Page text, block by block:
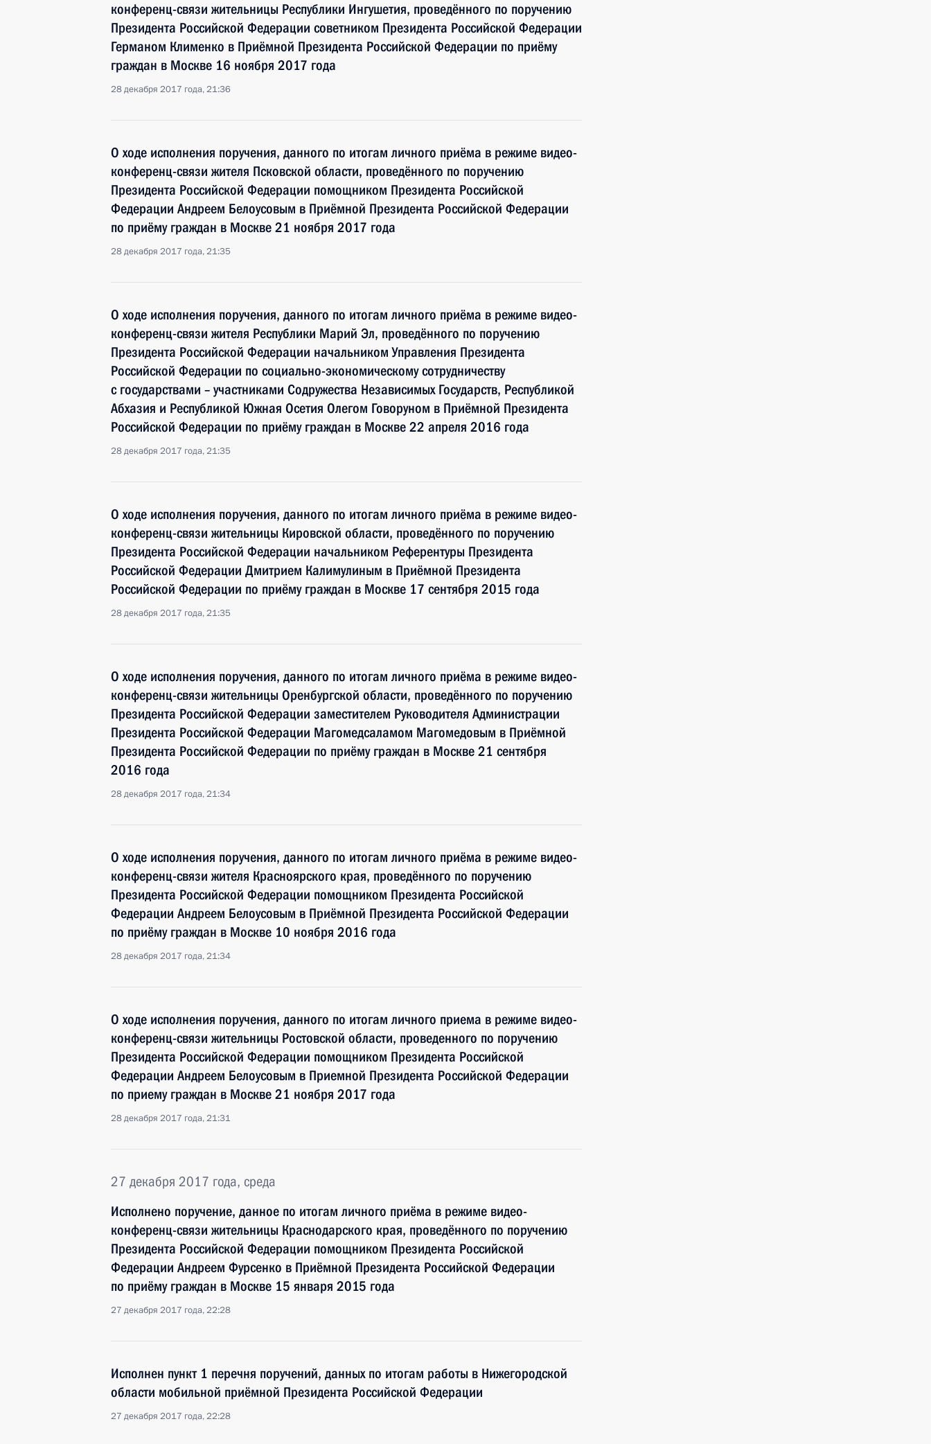
конференц-связи жительницы Республики Ингушетия, проведённого по поручению
Президента Российской Федерации советником Президента Российской Федерации
Германом Клименко в Приёмной Президента Российской Федерации по приёму
граждан в Москве 16 ноября 2017 года
28 декабря 2017 года, 21:36
О ходе исполнения поручения, данного по итогам личного приёма в режиме видео-
конференц-связи жителя Псковской области, проведённого по поручению
Президента Российской Федерации помощником Президента Российской
Федерации Андреем Белоусовым в Приёмной Президента Российской Федерации
по приёму граждан в Москве 21 ноября 2017 года
28 декабря 2017 года, 21:35
О ходе исполнения поручения, данного по итогам личного приёма в режиме видео-
конференц-связи жителя Республики Марий Эл, проведённого по поручению
Президента Российской Федерации начальником Управления Президента
Российской Федерации по социально-экономическому сотрудничеству
с государствами – участниками Содружества Независимых Государств, Республикой
Абхазия и Республикой Южная Осетия Олегом Говоруном в Приёмной Президента
Российской Федерации по приёму граждан в Москве 22 апреля 2016 года
28 декабря 2017 года, 21:35
О ходе исполнения поручения, данного по итогам личного приёма в режиме видео-
конференц-связи жительницы Кировской области, проведённого по поручению
Президента Российской Федерации начальником Референтуры Президента
Российской Федерации Дмитрием Калимулиным в Приёмной Президента
Российской Федерации по приёму граждан в Москве 17 сентября 2015 года
28 декабря 2017 года, 21:35
О ходе исполнения поручения, данного по итогам личного приёма в режиме видео-
конференц-связи жительницы Оренбургской области, проведённого по поручению
Президента Российской Федерации заместителем Руководителя Администрации
Президента Российской Федерации Магомедсаламом Магомедовым в Приёмной
Президента Российской Федерации по приёму граждан в Москве 21 сентября
2016 года
28 декабря 2017 года, 21:34
О ходе исполнения поручения, данного по итогам личного приёма в режиме видео-
конференц-связи жителя Красноярского края, проведённого по поручению
Президента Российской Федерации помощником Президента Российской
Федерации Андреем Белоусовым в Приёмной Президента Российской Федерации
по приёму граждан в Москве 10 ноября 2016 года
28 декабря 2017 года, 21:34
О ходе исполнения поручения, данного по итогам личного приема в режиме видео-
конференц-связи жительницы Ростовской области, проведенного по поручению
Президента Российской Федерации помощником Президента Российской
Федерации Андреем Белоусовым в Приемной Президента Российской Федерации
по приему граждан в Москве 21 ноября 2017 года
28 декабря 2017 года, 21:31
27 декабря 2017 года, среда
Исполнено поручение, данное по итогам личного приёма в режиме видео-
конференц-связи жительницы Краснодарского края, проведённого по поручению
Президента Российской Федерации помощником Президента Российской
Федерации Андреем Фурсенко в Приёмной Президента Российской Федерации
по приёму граждан в Москве 15 января 2015 года
27 декабря 2017 года, 22:28
Исполнен пункт 1 перечня поручений, данных по итогам работы в Нижегородской
области мобильной приёмной Президента Российской Федерации
27 декабря 2017 года, 22:28